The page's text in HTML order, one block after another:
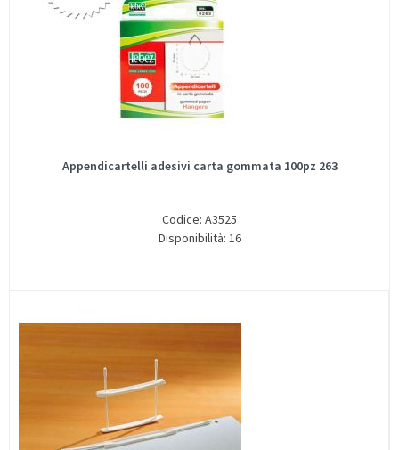
Appendicartelli adesivi carta gommata 100pz 263
Codice: A3525
Disponibilità: 16